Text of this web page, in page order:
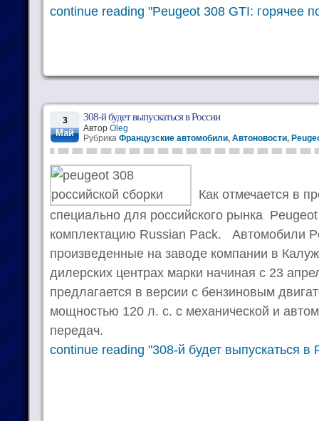
continue reading "Peugeot 308 GTI: горячее
3
Май
308-й будет выпускаться в России
Автор Oleg
Рубрика Французские автомобили, Автоновости,
Как отмечается в
специально для российского рынка
комплектацию Russian Pack. Автомобили
произведенные на заводе компании в
дилерских центрах марки начиная с 23
предлагается в версии с бензиновым
мощностью 120 л. с. с механической и
передач.
continue reading "308-й будет выпускаться в